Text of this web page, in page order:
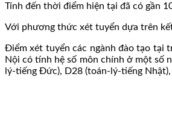
Tính đến thời điểm hiện tại đã có gần
Với phương thức xét tuyển dựa trên
Điểm xét tuyển các ngành đào tạo tại
Nội có tính hệ số môn chính ở một số
lý-tiếng Đức), D28 (toán-lý-tiếng